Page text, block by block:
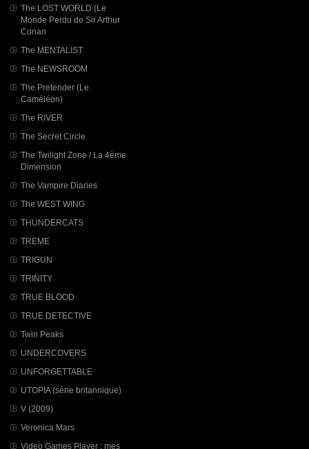
The LOST WORLD (Le
Monde Perdu de Sir Arthur
Conan
The MENTALIST
The NEWSROOM
The Pretender (Le
Caméléon)
The RIVER
The Secret Circle
The Twilight Zone / La 4ème
Dimension
The Vampire Diaries
The WEST WING
THUNDERCATS
TREME
TRIGUN
TRINITY
TRUE BLOOD
TRUE DETECTIVE
Twin Peaks
UNDERCOVERS
UNFORGETTABLE
UTOPIA (série britannique)
V (2009)
Veronica Mars
Video Games Player : mes